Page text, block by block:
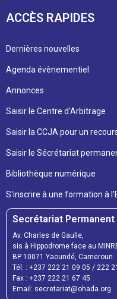
ACCÈS RAPIDES
Dernières nouvelles
Agenda évènementiel
Annonces
Saisir le Centre d'Arbitrage
Saisir la CCJA pour un
Saisir le Sécrétariat
Bibliothèque numérique
S'inscrire à une formation à
Secrétariat Permanent
Av. Charles de Gaulle,
sis à Hippodrome face au
BP 10071 Yaoundé, Cameroun
Tél. : +237 222 21 09 05 / 222
Fax : +237 222 21 67 45
Email: secretariat@ohada.org